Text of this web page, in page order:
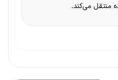
منتقل می‌کند.